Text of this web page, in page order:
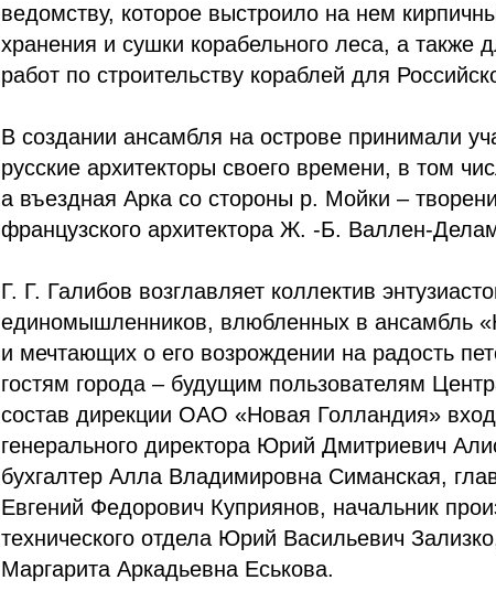
ведомству, которое выстроило на нем
хранения и сушки корабельного леса, а также
работ по строительству кораблей для
В создании ансамбля на острове принимали
русские архитекторы своего времени, в том
а въездная Арка со стороны р. Мойки –
французского архитектора Ж. -Б. Валлен-
Г. Г. Галибов возглавляет коллектив
единомышленников, влюбленных в ансамбль
и мечтающих о его возрождении на радость
гостям города – будущим пользователям
состав дирекции ОАО «Новая Голландия»
генерального директора Юрий Дмитриевич
бухгалтер Алла Владимировна Симанская,
Евгений Федорович Куприянов, начальник
технического отдела Юрий Васильевич
Маргарита Аркадьевна Еськова.